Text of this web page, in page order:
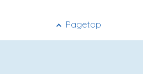
Pagetop